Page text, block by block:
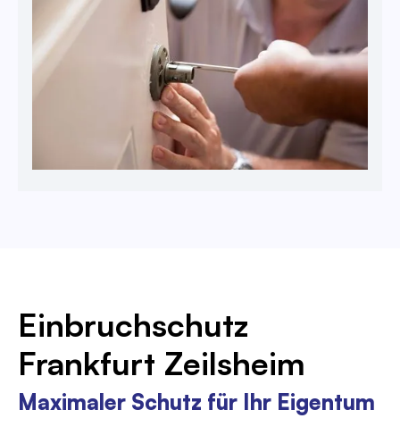
Einbruchschutz
Frankfurt Zeilsheim
Maximaler Schutz für Ihr Eigentum